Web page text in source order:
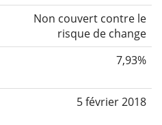
Non couvert contre le
risque de change
7,93%
5 février 2018